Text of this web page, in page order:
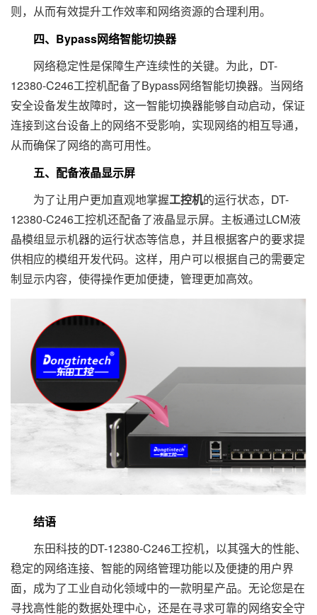
则，从而有效提升工作效率和网络资源的合理利用。
四、Bypass网络智能切换器
网络稳定性是保障生产连续性的关键。为此，DT-
12380-C246工控机配备了Bypass网络智能切换器。当网络
安全设备发生故障时，这一智能切换器能够自动启动，保证
连接到这台设备上的网络不受影响，实现网络的相互导通，
从而确保了网络的高可用性。
五、配备液晶显示屏
为了让用户更加直观地掌握工控机的运行状态，DT-
12380-C246工控机还配备了液晶显示屏。主板通过LCM液
晶模组显示机器的运行状态等信息，并且根据客户的要求提
供相应的模组开发代码。这样，用户可以根据自己的需要定
制显示内容，使得操作更加便捷，管理更加高效。
结语
东田科技的DT-12380-C246工控机，以其强大的性能、
稳定的网络连接、智能的网络管理功能以及便捷的用户界
面，成为了工业自动化领域中的一款明星产品。无论您是在
寻找高性能的数据处理中心，还是在寻求可靠的网络安全守